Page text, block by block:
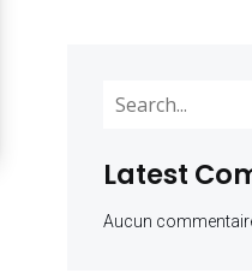
Latest
Aucun